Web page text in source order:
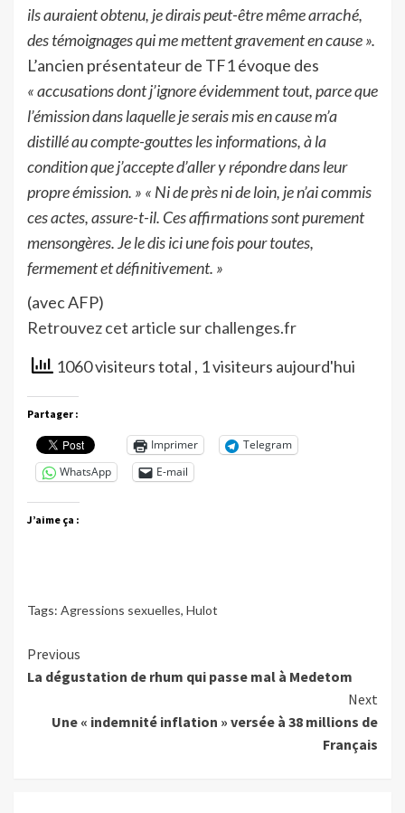
ils auraient obtenu, je dirais peut-être même arraché,
des témoignages qui me mettent gravement en cause ».
L’ancien présentateur de TF1 évoque des
« accusations dont j’ignore évidemment tout, parce que
l’émission dans laquelle je serais mis en cause m’a
distillé au compte-gouttes les informations, à la
condition que j’accepte d’aller y répondre dans leur
propre émission. » « Ni de près ni de loin, je n’ai commis
ces actes, assure-t-il. Ces affirmations sont purement
mensongères. Je le dis ici une fois pour toutes,
fermement et définitivement. »
(avec AFP)
Retrouvez cet article sur challenges.fr
1060 visiteurs total , 1 visiteurs aujourd'hui
Partager :
Imprimer
Telegram
WhatsApp
E-mail
J’aime ça :
Tags: Agressions sexuelles, Hulot
Continue
Reading
Previous
La dégustation de rhum qui passe mal à Medetom
Next
Une « indemnité inflation » versée à 38 millions de
Français